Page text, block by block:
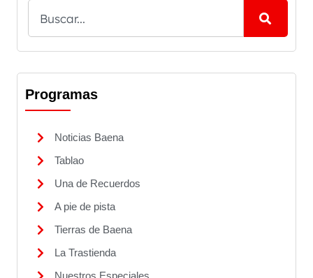
Programas
Noticias Baena
Tablao
Una de Recuerdos
A pie de pista
Tierras de Baena
La Trastienda